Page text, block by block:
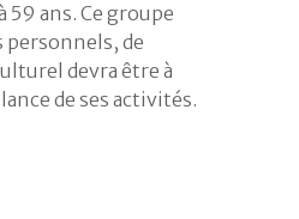
59 ans. Ce groupe
personnels, de
devra être à
de ses activités.